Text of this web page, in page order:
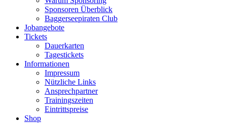
Sponsoren Überblick
Baggerseepiraten Club
Jobangebote
Tickets
Dauerkarten
Tagestickets
Informationen
Impressum
Nützliche Links
Ansprechpartner
Trainingszeiten
Eintrittspreise
Shop